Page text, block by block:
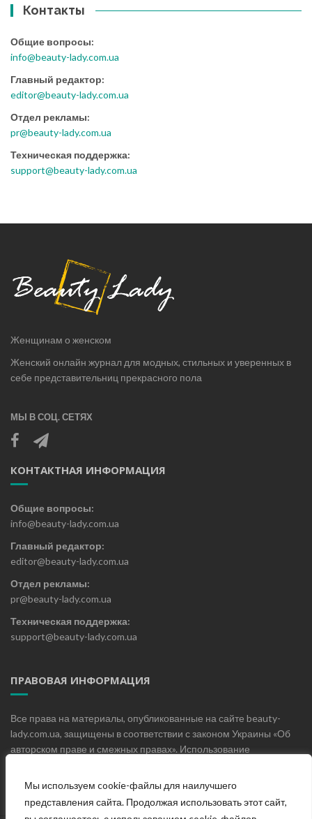
Мы используем cookie-файлы для наилучшего
представления сайта. Продолжая использовать этот сайт,
Контакты
Общие вопросы:
info@beauty-lady.com.ua
Главный редактор:
editor@beauty-lady.com.ua
Отдел рекламы:
pr@beauty-lady.com.ua
Техническая поддержка:
support@beauty-lady.com.ua
Женщинам о женском
Женский онлайн журнал для модных, стильных и уверенных в
себе представительниц прекрасного пола
МЫ В СОЦ. СЕТЯХ
КОНТАКТНАЯ ИНФОРМАЦИЯ
Общие вопросы:
info@beauty-lady.com.ua
Главный редактор:
editor@beauty-lady.com.ua
Отдел рекламы:
pr@beauty-lady.com.ua
Техническая поддержка:
support@beauty-lady.com.ua
ПРАВОВАЯ ИНФОРМАЦИЯ
Все права на материалы, опубликованные на сайте beauty-
lady.com.ua, защищены в соответствии с законом Украины «Об
авторском праве и смежных правах». Использование
письменного разрешения редакции не допускается.